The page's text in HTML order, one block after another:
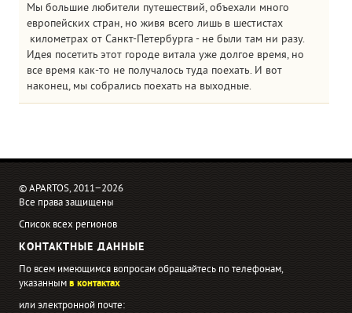
Мы большие любители путешествий, объехали много
европейских стран, но живя всего лишь в шестистах
километрах от Санкт-Петербурга - не были там ни разу.
Идея посетить этот городе витала уже долгое время, но
все время как-то не получалось туда поехать. И вот
наконец, мы собрались поехать на выходные.
© APARTOS, 2011−2026
Все права защищены
Список всех регионов
КОНТАКТНЫЕ ДАННЫЕ
По всем имеющимся вопросам обращайтесь по телефонам,
указаннымв контактах
или электронной почте: